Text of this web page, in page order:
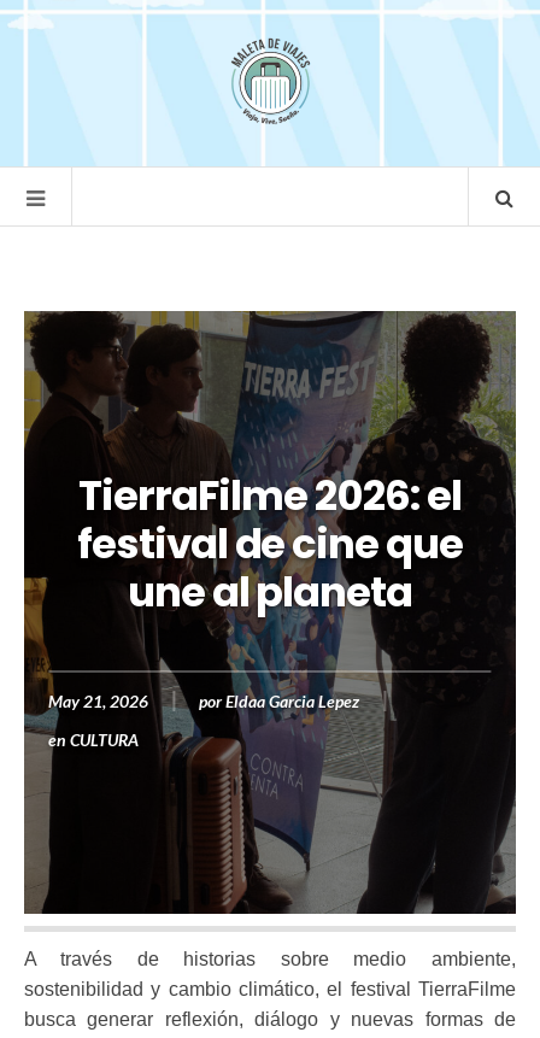
TierraFilme 2026: el
festival de cine que
une al planeta
May 21, 2026 porEldaa Garcia Lepez
en CULTURA
A través de historias sobre medio ambiente,
sostenibilidad y cambio climático, el festival TierraFilme
busca generar reflexión, diálogo y nuevas formas de